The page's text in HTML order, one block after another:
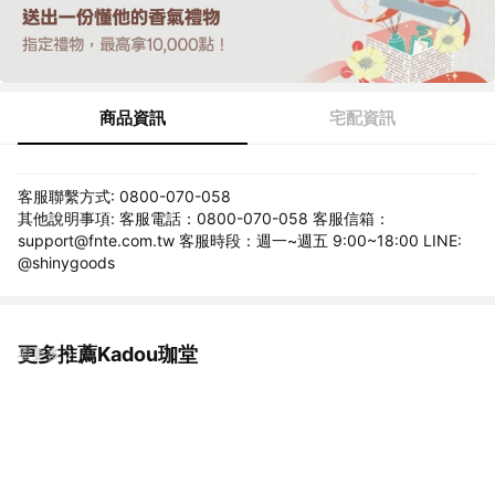
商品資訊 宅配資訊
客服聯繫方式: 0800-070-058
其他說明事項: 客服電話：0800-070-058 客服信箱：
support@fnte.com.tw 客服時段：週一~週五 9:00~18:00 LINE:
@shinygoods
更多推薦Kadou珈堂
看更多